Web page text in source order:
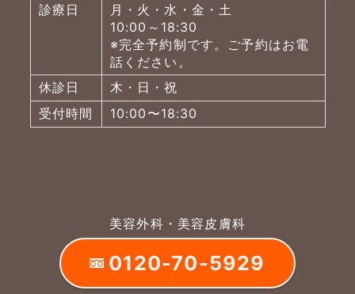
当院からのお知らせ
はじめての方へ
保険での診療
一般診療 美容診療
診療日
月・火・水・金・土
10:00～18:30
※完全予約制です。ご予約はお電
話ください。
休診日
木・日・祝
受付時間
10:00〜18:30
美容外科・美容皮膚科
0120-70-5929